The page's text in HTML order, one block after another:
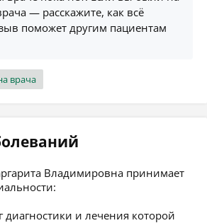
— расскажите, как всё
поможет другим пациентам
врача
Владимировна принимает
диагностики и лечения которой